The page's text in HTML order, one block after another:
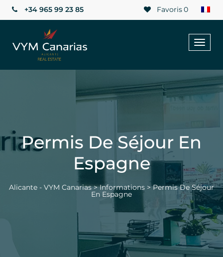
Favoris0
+34 965 99 23 85
Permis De Séjour En
Espagne
Alicante - VYM Canarias>Informations >Permis De Séjour
En Espagne